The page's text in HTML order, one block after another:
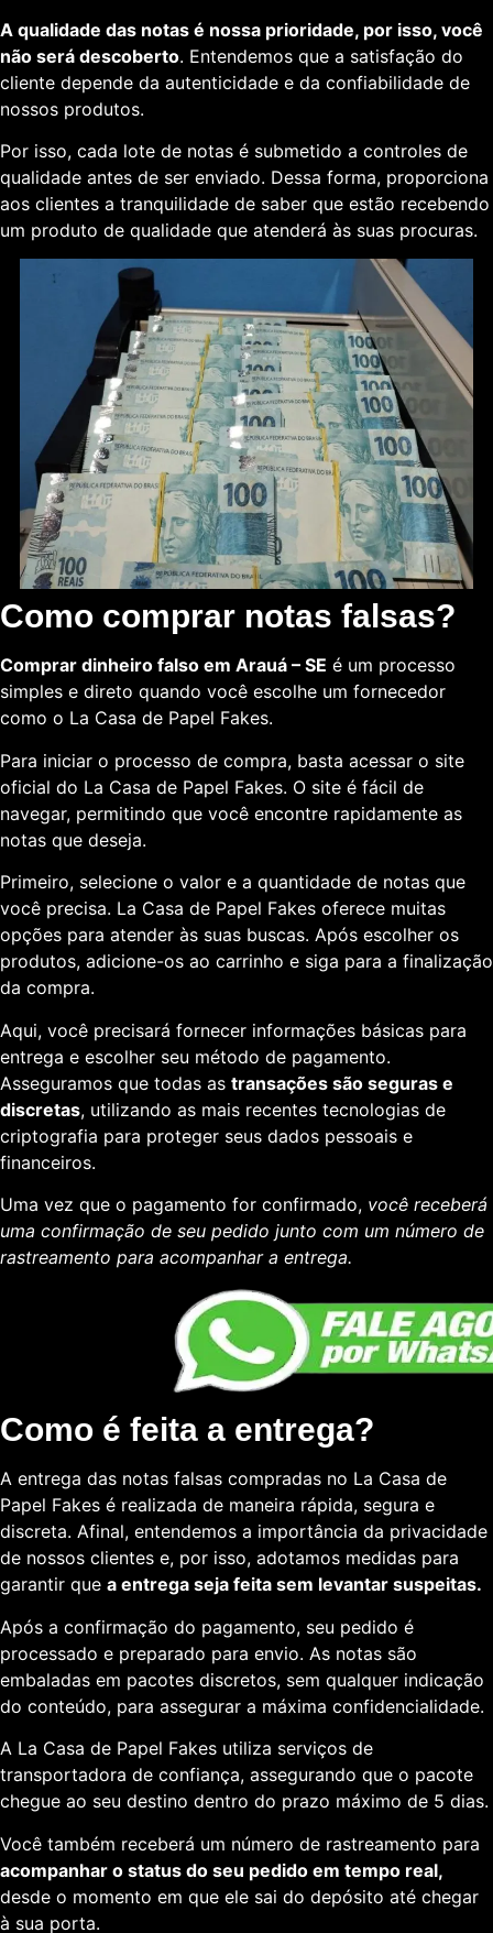
A qualidade das notas é nossa prioridade, por isso, você
não será descoberto. Entendemos que a satisfação do
cliente depende da autenticidade e da confiabilidade de
nossos produtos.
Por isso, cada lote de notas é submetido a controles de
qualidade antes de ser enviado. Dessa forma, proporciona
aos clientes a tranquilidade de saber que estão recebendo
um produto de qualidade que atenderá às suas procuras.
Como comprar notas falsas?
Comprar dinheiro falso em Arauá – SE é um processo
simples e direto quando você escolhe um fornecedor
como o La Casa de Papel Fakes.
Para iniciar o processo de compra, basta acessar o site
oficial do La Casa de Papel Fakes. O site é fácil de
navegar, permitindo que você encontre rapidamente as
notas que deseja.
Primeiro, selecione o valor e a quantidade de notas que
você precisa. La Casa de Papel Fakes oferece muitas
opções para atender às suas buscas. Após escolher os
produtos, adicione-os ao carrinho e siga para a finalização
da compra.
Aqui, você precisará fornecer informações básicas para
entrega e escolher seu método de pagamento.
Asseguramos que todas as transações são seguras e
discretas, utilizando as mais recentes tecnologias de
criptografia para proteger seus dados pessoais e
financeiros.
Uma vez que o pagamento for confirmado, você receberá
uma confirmação de seu pedido junto com um número de
rastreamento para acompanhar a entrega.
Como é feita a entrega?
A entrega das notas falsas compradas no La Casa de
Papel Fakes é realizada de maneira rápida, segura e
discreta. Afinal, entendemos a importância da privacidade
de nossos clientes e, por isso, adotamos medidas para
garantir que a entrega seja feita sem levantar suspeitas.
Após a confirmação do pagamento, seu pedido é
processado e preparado para envio. As notas são
embaladas em pacotes discretos, sem qualquer indicação
do conteúdo, para assegurar a máxima confidencialidade.
A La Casa de Papel Fakes utiliza serviços de
transportadora de confiança, assegurando que o pacote
chegue ao seu destino dentro do prazo máximo de 5 dias.
Você também receberá um número de rastreamento para
acompanhar o status do seu pedido em tempo real,
desde o momento em que ele sai do depósito até chegar
à sua porta.